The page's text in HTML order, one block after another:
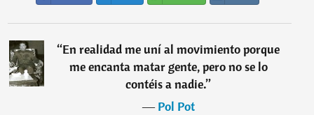
“En realidad me uní al movimiento porque
me encanta matar gente, pero no se lo
contéis a nadie.”
―Pol Pot